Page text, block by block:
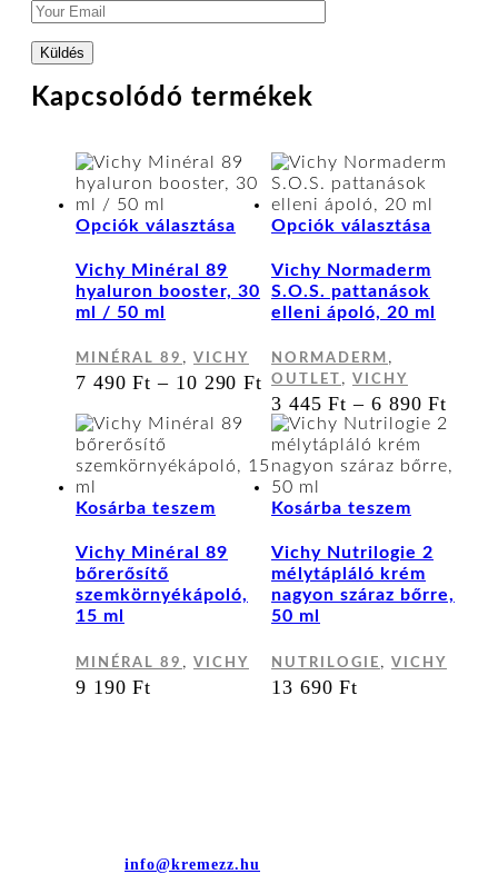
Kapcsolódó termékek
Opciók választása Ennek
terméknek
több
variációja
A
változatok
a
termékoldalon
választhatók
Vichy Minéral 89
hyaluron booster, 30
ml / 50 ml
MINÉRAL 89 , VICHY
7 490Ft – 10 290Ft ÁRTARTOMÁNY:
7
490 FT
10
290 FT
Opciók választása
a
Vichy Normaderm
S.O.S. pattanások
elleni ápoló, 20 ml
NORMADERM ,
OUTLET , VICHY
3 445Ft – 6 890Ft
3
-
Kosárba teszem
Vichy Minéral 89
bőrerősítő
szemkörnyékápoló,
15 ml
MINÉRAL 89 , VICHY
9 190Ft
Kosárba teszem
Vichy Nutrilogie 2
mélytápláló krém
nagyon száraz bőrre,
50 ml
NUTRILOGIE , VICHY
13 690Ft
info@kremezz.hu